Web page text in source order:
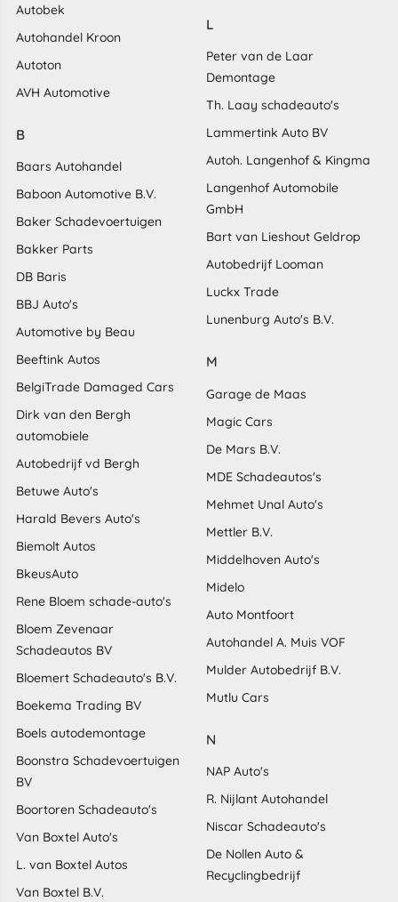
Autobek
Autohandel Kroon
Autoton
AVH Automotive
B
Baars Autohandel
Baboon Automotive B.V.
Baker Schadevoertuigen
Bakker Parts
DB Baris
BBJ Auto's
Automotive by Beau
Beeftink Autos
BelgiTrade Damaged Cars
Dirk van den Bergh
automobiele
Autobedrijf vd Bergh
Betuwe Auto's
Harald Bevers Auto's
Biemolt Autos
BkeusAuto
Rene Bloem schade-auto's
Bloem Zevenaar
Schadeautos BV
Bloemert Schadeauto's B.V.
Boekema Trading BV
Boels autodemontage
Boonstra Schadevoertuigen
BV
Boortoren Schadeauto's
Van Boxtel Auto's
L. van Boxtel Autos
Van Boxtel B.V.
L
Peter van de Laar
Demontage
Th. Laay schadeauto's
Lammertink Auto BV
Autoh. Langenhof & Kingma
Langenhof Automobile
GmbH
Bart van Lieshout Geldrop
Autobedrijf Looman
Luckx Trade
Lunenburg Auto's B.V.
M
Garage de Maas
Magic Cars
De Mars B.V.
MDE Schadeautos's
Mehmet Unal Auto's
Mettler B.V.
Middelhoven Auto's
Midelo
Auto Montfoort
Autohandel A. Muis VOF
Mulder Autobedrijf B.V.
Mutlu Cars
N
NAP Auto's
R. Nijlant Autohandel
Niscar Schadeauto's
De Nollen Auto &
Recyclingbedrijf